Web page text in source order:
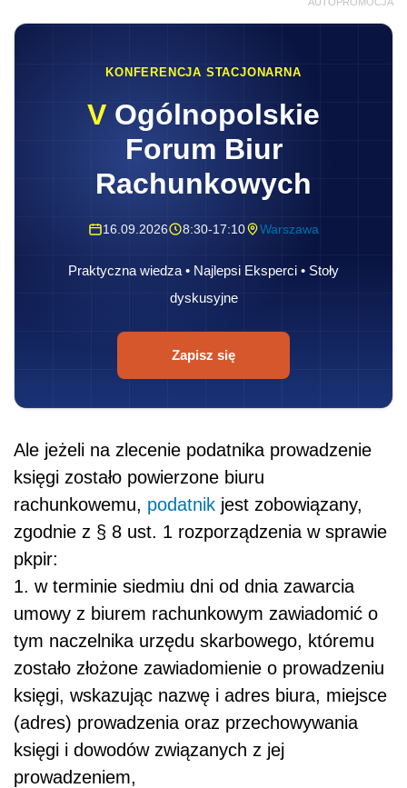
KONFERENCJA STACJONARNA
V Ogólnopolskie
Forum Biur
Rachunkowych
16.09.2026 8:30-17:10 Warszawa
Praktyczna wiedza • Najlepsi Eksperci • Stoły
dyskusyjne
Zapisz się
Ale jeżeli na zlecenie podatnika prowadzenie
księgi zostało powierzone biuru
rachunkowemu, podatnik jest zobowiązany,
zgodnie z § 8 ust. 1 rozporządzenia w sprawie
pkpir:
1. w terminie siedmiu dni od dnia zawarcia
umowy z biurem rachunkowym zawiadomić o
tym naczelnika urzędu skarbowego, któremu
zostało złożone zawiadomienie o prowadzeniu
księgi, wskazując nazwę i adres biura, miejsce
(adres) prowadzenia oraz przechowywania
księgi i dowodów związanych z jej
prowadzeniem,